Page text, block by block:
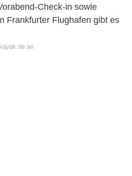
Check-in sowie
Frankfurter Flughafen gibt es
an